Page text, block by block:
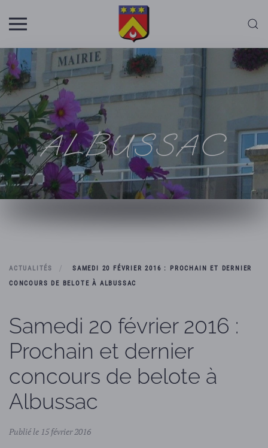
Skip to main content
ALBUSSAC
ACTUALITÉS
SAMEDI 20 FÉVRIER 2016 : PROCHAIN ET DERNIER
CONCOURS DE BELOTE À ALBUSSAC
Samedi 20 février 2016 :
Prochain et dernier
concours de belote à
Albussac
Publié le 15 février 2016